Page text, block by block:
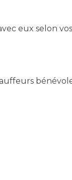
eux selon